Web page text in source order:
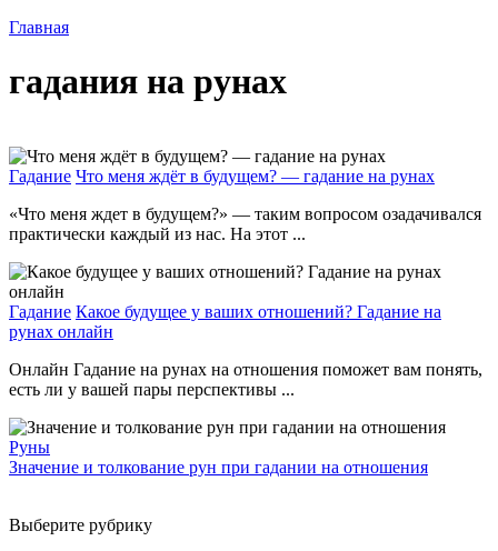
Главная
гадания на рунах
Гадание Что меня ждёт в будущем? — гадание на рунах
«Что меня ждет в будущем?» — таким вопросом озадачивался
практически каждый из нас. На этот ...
Гадание Какое будущее у ваших отношений? Гадание на
рунах онлайн
Онлайн Гадание на рунах на отношения поможет вам понять,
есть ли у вашей пары перспективы ...
Руны
Значение и толкование рун при гадании на отношения
Выберите рубрику